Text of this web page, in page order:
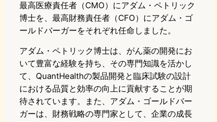
最高医療責任者（CMO）にアダム・ペトリック
博士を、最高財務責任者（CFO）にアダム・ゴ
ールドバーガーをそれぞれ任命しました。
アダム・ペトリック博士は、がん薬の開発にお
いて豊富な経験を持ち、その専門知識を活かし
て、QuantHealthの製品開発と臨床試験の設計
における品質と効率の向上に貢献することが期
待されています。また、アダム・ゴールドバー
ガーは、財務戦略の専門家として、企業の成長